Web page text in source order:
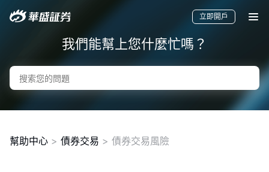
立即開戶
我們能幫上您什麼忙嗎？
幫助中心 > 債券交易 > 債券交易風險